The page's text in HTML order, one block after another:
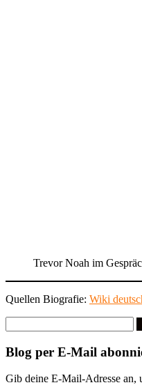
Trevor Noah im
Quellen Biografie: Wiki
nach:
Blog per E-Mail
Gib deine E-Mail-Adresse an,